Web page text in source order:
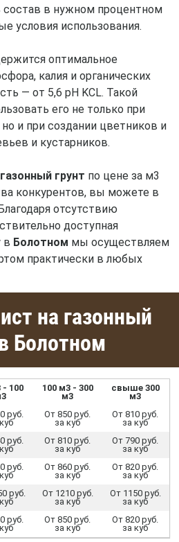
состав в нужном процентном
условия использования.
оптимальное
калия и органических
— от 5,6 pH KCL. Такой
его не только при
и при создании цветников и
и кустарников.
грунт по цене за м3
конкурентов, вы можете в
отсутствию
доступная
в Болотном мы осуществляем
практически в любых
на газонный
Болотном
- 100
100 м3 - 300
м3
свыше 300
м3
руб.
От 850 руб.
за куб
От 810 руб.
за куб
руб.
От 810 руб.
за куб
От 790 руб.
за куб
руб.
От 860 руб.
за куб
От 820 руб.
за куб
руб.
От 1210 руб.
за куб
От 1150 руб.
за куб
руб.
От 850 руб.
за куб
От 820 руб.
за куб